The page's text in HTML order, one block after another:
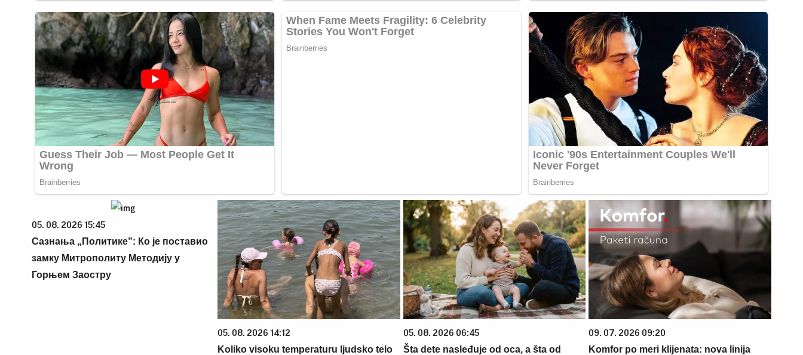
05. 08. 2026 15:45
Сазнања „Политике”: Ко је поставио
замку Митрополиту Методију у
Горњем Заостру
05. 08. 2026 14:12
Koliko visoku temperaturu ljudsko telo
05. 08. 2026 06:45
Šta dete nasleđuje od oca, a šta od
09. 07. 2026 09:20
Komfor po meri klijenata: nova linija